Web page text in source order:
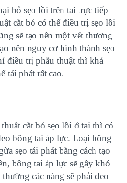
bỏ sẹo lồi trên tai trực tiếp
cắt bỏ có thể điều trị sẹo lồi
sẽ tạo nên một vết thương
nên nguy cơ hình thành sẹo
điều trị phẫu thuật thì khả
tái phát rất cao.
cắt bỏ sẹo lồi ở tai thì có
bông tai áp lực. Loại bông
sẹo tái phát bằng cách tạo
bông tai áp lực sẽ gây khó
các nàng sẽ phải đeo